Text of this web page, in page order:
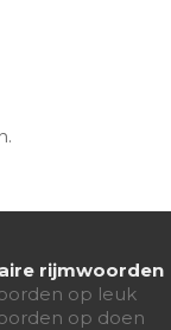
rijmwoorden
op leuk
op doen